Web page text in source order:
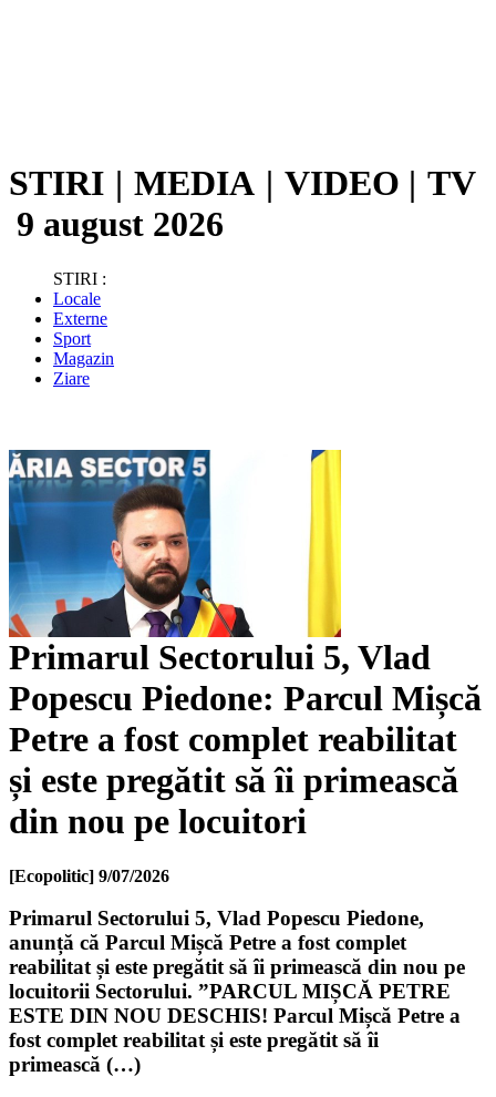
STIRI | MEDIA | VIDEO | TV
9 august 2026
STIRI :
Locale
Externe
Sport
Magazin
Ziare
Primarul Sectorului 5, Vlad
Popescu Piedone: Parcul Mișcă
Petre a fost complet reabilitat
și este pregătit să îi primească
din nou pe locuitori
[Ecopolitic] 9/07/2026
Primarul Sectorului 5, Vlad Popescu Piedone,
anunță că Parcul Mișcă Petre a fost complet
reabilitat și este pregătit să îi primească din nou pe
locuitorii Sectorului. ”PARCUL MIȘCĂ PETRE
ESTE DIN NOU DESCHIS! Parcul Mișcă Petre a
fost complet reabilitat și este pregătit să îi
primească (…)